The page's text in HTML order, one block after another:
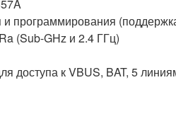
программирования
(Sub-GHz и 2.4 ГГц)
доступа к VBUS, BAT, 5